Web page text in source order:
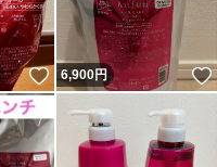
いいね！
6,900円